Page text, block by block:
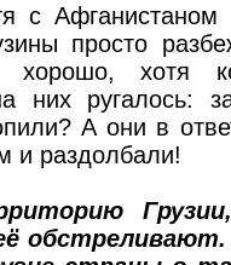
с Афганистаном
просто
хорошо, хотя
них ругалось:
А они в
и раздолбали!